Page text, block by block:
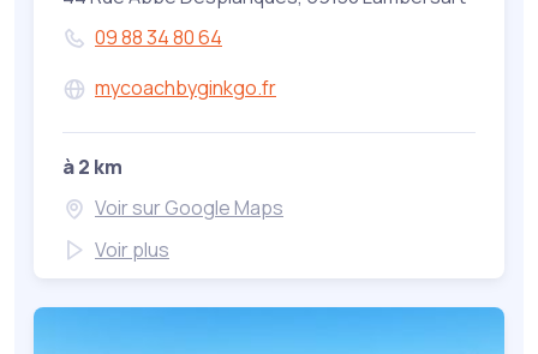
09 88 34 80 64
mycoachbyginkgo.fr
à 2 km
Voir sur Google Maps
Voir plus